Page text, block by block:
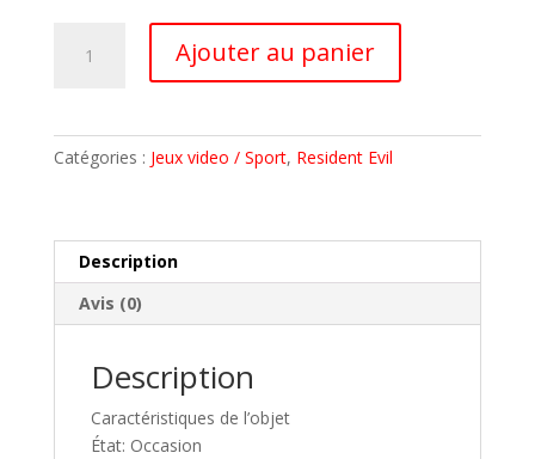
STATUE
cm
CAPCOM
RARE
Ajouter au panier
v
Catégories : Jeux video / Sport, Resident Evil
Description
Avis (0)
Description
Caractéristiques de l’objet
État: Occasion